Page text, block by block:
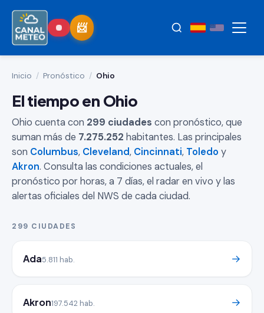
Inicio / Pronóstico / Ohio
El tiempo en Ohio
Ohio cuenta con 299 ciudades con pronóstico, que
suman más de 7.275.252 habitantes. Las principales
son Columbus, Cleveland, Cincinnati, Toledo y
Akron. Consulta las condiciones actuales, el
pronóstico por horas, a 7 días, el radar en vivo y las
alertas oficiales del NWS de cada ciudad.
299 CIUDADES
Ada5.811 hab. →
Akron197.542 hab. →